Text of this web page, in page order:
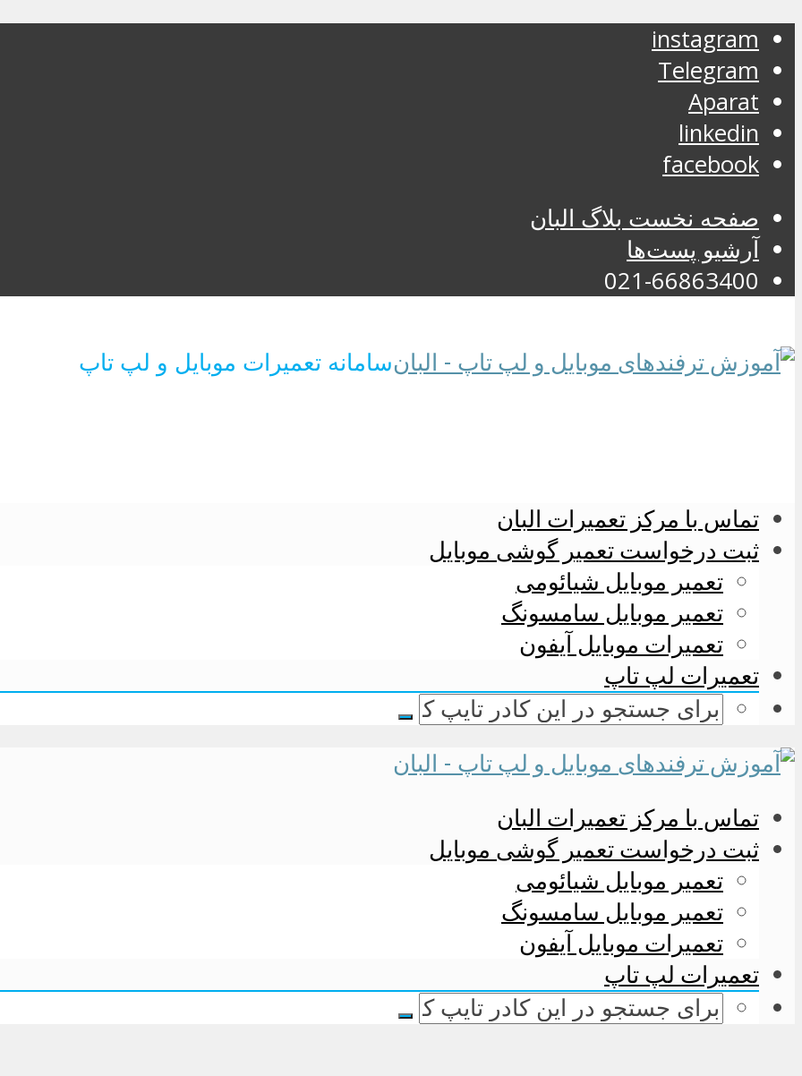
instagram
Telegram
Aparat
linkedin
facebook
صفحه نخست بلاگ البان
آرشیو پست‌ها
021-66863400
سامانه تعمیرات موبایل و لپ تاپ
تماس با مرکز تعمیرات البان
ثبت درخواست تعمیر گوشی موبایل
تعمیر موبایل شیائومی
تعمیر موبایل سامسونگ
تعمیرات موبایل آیفون
تعمیرات لپ تاپ
تماس با مرکز تعمیرات البان
ثبت درخواست تعمیر گوشی موبایل
تعمیر موبایل شیائومی
تعمیر موبایل سامسونگ
تعمیرات موبایل آیفون
تعمیرات لپ تاپ